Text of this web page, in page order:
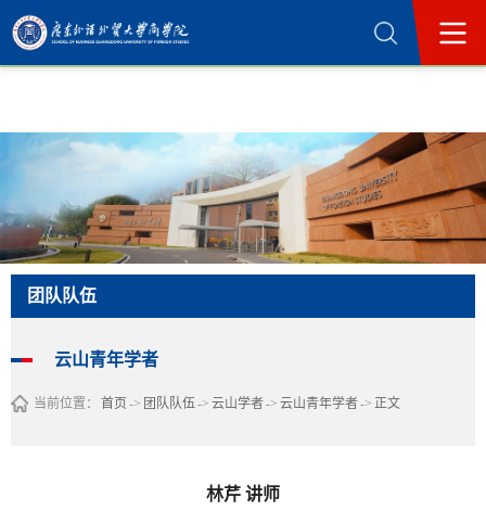
365英国上市公司(集团)官方网站-Official
团队队伍
云山青年学者
当前位置： 首页 -> 团队队伍-> 云山学者-> 云山青年学者-> 正文
林芹 讲师